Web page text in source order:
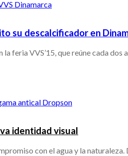
su descalcificador en
feria VVS’15, que reúne cada dos
identidad visual
con el agua y la